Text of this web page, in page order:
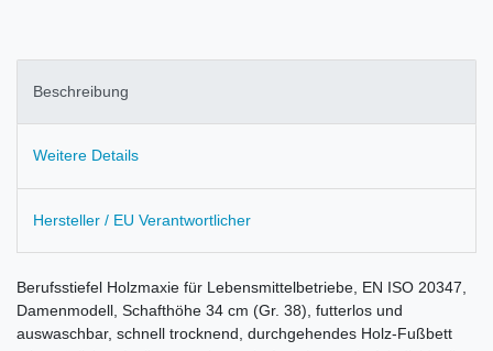
Beschreibung
Weitere Details
Hersteller / EU Verantwortlicher
Berufsstiefel Holzmaxie für Lebensmittelbetriebe, EN ISO 20347,
Damenmodell, Schafthöhe 34 cm (Gr. 38), futterlos und
auswaschbar, schnell trocknend, durchgehendes Holz-Fußbett